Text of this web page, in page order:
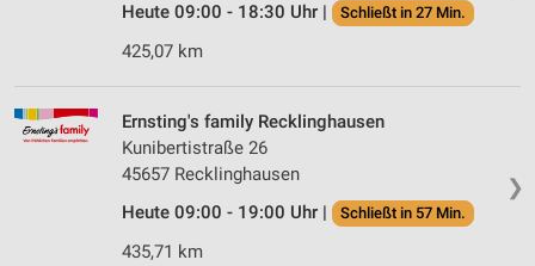
Heute 09:00 - 18:30 Uhr |
Schließt in 27 Min.
425,07 km
❯
Ernsting's family Recklinghausen
Kunibertistraße 26
45657 Recklinghausen
Heute 09:00 - 19:00 Uhr |
Schließt in 57 Min.
435,71 km
IAB-Verarbeitungszwecke:
Speichern von oder Zugriff auf Informationen
Verwendung reduzierter Daten zur Auswahl von
Werbeanzeigen
Erstellung von Profilen für personalisierte
Verwendung von Profilen zur Auswahl